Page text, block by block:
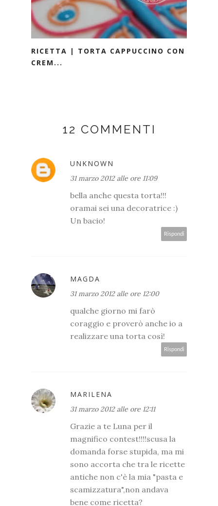
RICETTA | TORTA CAPPUCCINO CON
CREM...
12 COMMENTI
UNKNOWN
31 marzo 2012 alle ore 11:09
bella anche questa torta!!!
oramai sei una decoratrice :)
Un bacio!
Rispondi
MAGDA
31 marzo 2012 alle ore 12:00
qualche giorno mi farò
coraggio e proverò anche io a
realizzare una torta così!
Rispondi
MARILENA
31 marzo 2012 alle ore 12:11
Grazie a te Luna per il
magnifico contest!!!!scusa la
domanda forse stupida, ma mi
sono accorta che tra le ricette
antiche non c'è la mia "pasta e
scamizzatura",non andava
bene come ricetta?